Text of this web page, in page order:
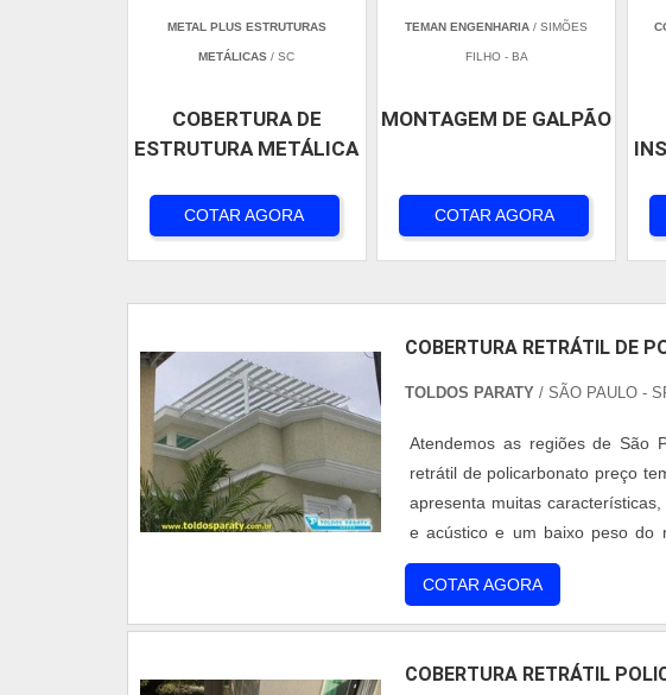
METAL PLUS ESTRUTURAS
METÁLICAS / SC
COBERTURA DE
ESTRUTURA METÁLICA
COTAR AGORA
TEMAN ENGENHARIA / SIMÕES
FILHO - BA
MONTAGEM DE GALPÃO
COTAR AGORA
COBERTURA RETRÁTIL DE
TOLDOS PARATY / SÃO PAULO -
Atendemos as regiões de São
retrátil de policarbonato preço
apresenta muitas
e acústico e um baixo peso do
reciclável, ou seja, ao escolher a
...COTAR AGORA
COBERTURA RETRÁTIL